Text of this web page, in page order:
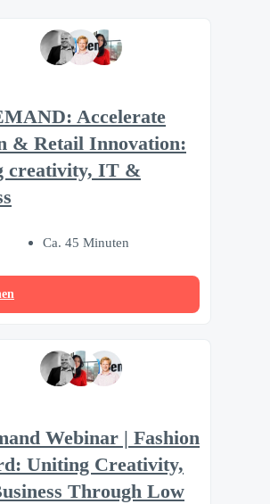
Accelerate
& Retail Innovation:
creativity, IT &
Ca. 45 Minuten
Webinar | Fashion
Uniting Creativity,
Through Low